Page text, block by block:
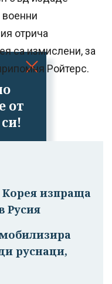
от
военни
отрича
са измислени, за
Ройтерс.
Корея изпраща
Русия
руснаци,